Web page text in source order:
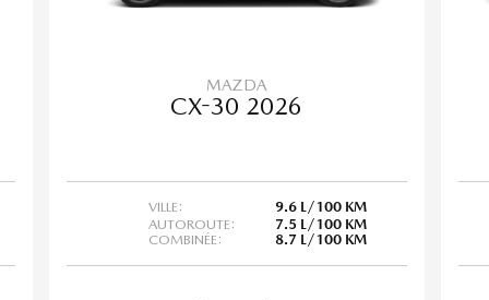
MAZDA
CX-30 2026
VILLE:
9.6 L/100 KM
AUTOROUTE:
7.5 L/100 KM
COMBINÉE:
8.7 L/100 KM